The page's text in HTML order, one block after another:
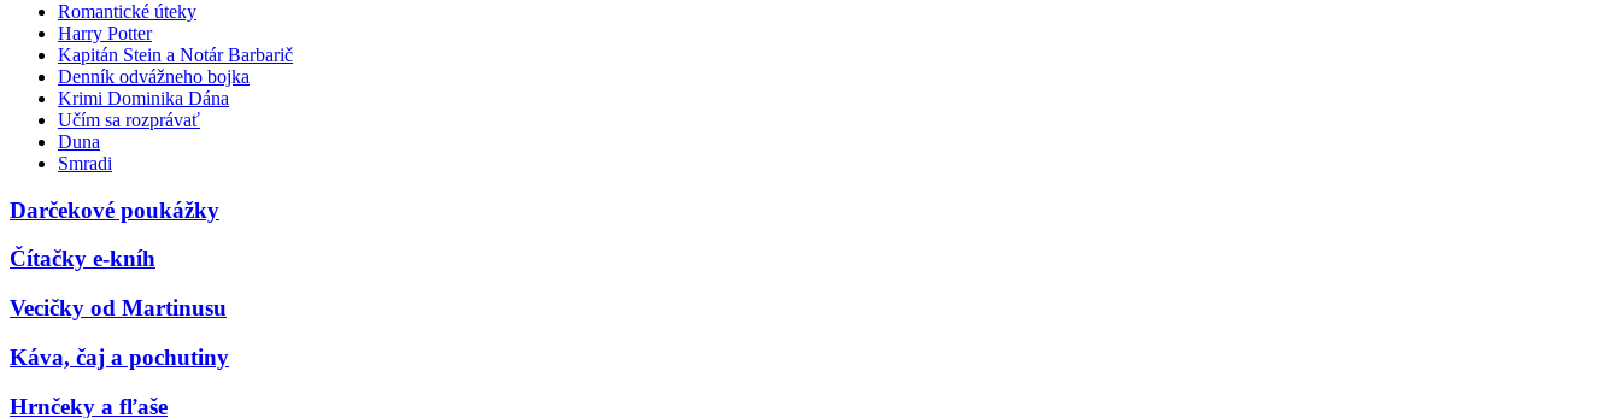
Romantické úteky
Harry Potter
Kapitán Stein a Notár Barbarič
Denník odvážneho bojka
Krimi Dominika Dána
Učím sa rozprávať
Duna
Smradi
Darčekové poukážky
Čítačky e-kníh
Vecičky od Martinusu
Káva, čaj a pochutiny
Hrnčeky a fľaše